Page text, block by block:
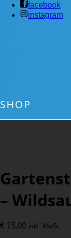
facebook
instagram
SHOP
–
€ 15,00 inkl. MwSt.